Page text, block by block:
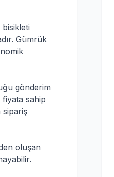
Gümrük
gönderim
fiyata sahip
sipariş
oluşan